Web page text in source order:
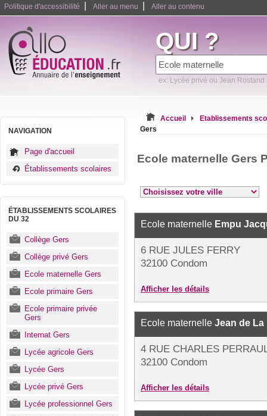
Politique d'accessibilité Aller au menu Aller au contenu
QUI ?
ex: Lycée privé ou Jean Rostand
NAVIGATION
Page d'accueil
Établissements scolaires
ÉTABLISSEMENTS SCOLAIRES
DU 32
Collège Gers
Collège privé Gers
Ecole maternelle Gers
Ecole primaire Gers
Ecole primaire privée
Gers
Internat Gers
Lycée agricole Gers
Lycée Gers
Lycée privé Gers
Lycée professionnel Gers
Accueil
Etablissements
Gers
Ecole maternelle Gers
Ecole maternelle Empu
6 RUE JULES FERRY
32100 Condom
Afficher les détails
Ecole maternelle Jean de La
4 RUE CHARLES
32100 Condom
Afficher les détails